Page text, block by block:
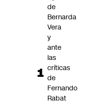
de
Bernarda
Vera
y
ante
las
críticas
de
Fernando
Rabat